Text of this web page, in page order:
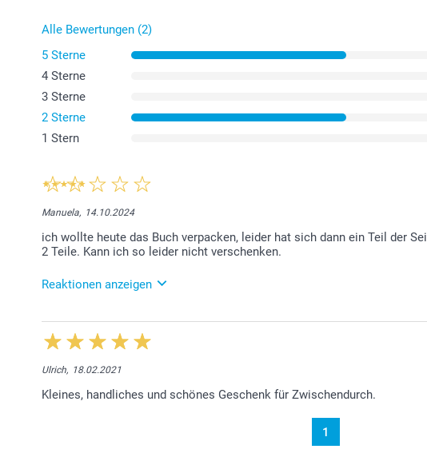
Alle Bewertungen (2)
5 Sterne
4 Sterne
3 Sterne
2 Sterne
1 Stern
Manuela, 14.10.2024
ich wollte heute das Buch verpacken, leider hat sich dann ein Teil der
2 Teile. Kann ich so leider nicht verschenken.
Reaktionen anzeigen
18.10.2024
Liebe Kundin, Das tut uns sehr leid. Für Ersatz nehmen Sie bitte
Kontakt auf: contact@smartphoto.de, Freundliche Grüsse,
Ulrich, 18.02.2021
Kleines, handliches und schönes Geschenk für Zwischendurch.
1